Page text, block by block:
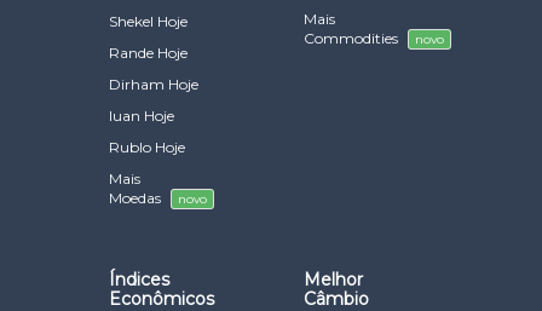
Shekel Hoje
Rande Hoje
Dirham Hoje
Iuan Hoje
Rublo Hoje
Mais
Moedas
novo
Mais
Commodities
novo
Índices
Econômicos
Melhor
Câmbio